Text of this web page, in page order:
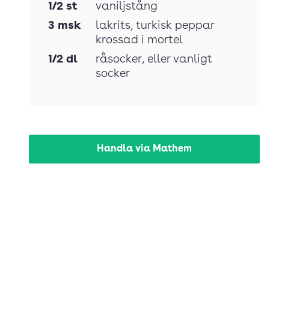
1/2 st
vaniljstång
3 msk lakrits, turkisk peppar
krossad i mortel
1/2 dl råsocker, eller vanligt
socker
Handla via Mathem